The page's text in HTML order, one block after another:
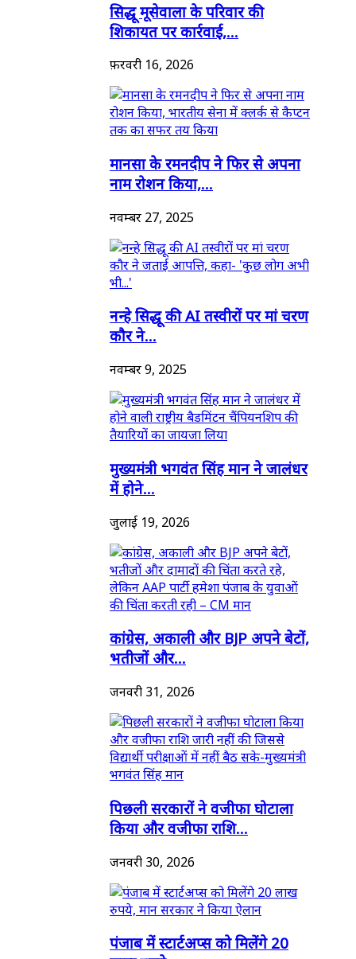
सिद्धू मूसेवाला के परिवार की
शिकायत पर कार्रवाई,...
फ़रवरी 16, 2026
मानसा के रमनदीप ने फिर से अपना
नाम रोशन किया,...
नवम्बर 27, 2025
नन्हे सिद्धू की AI तस्वीरों पर मां चरण
कौर ने...
नवम्बर 9, 2025
मुख्यमंत्री भगवंत सिंह मान ने जालंधर
में होने...
जुलाई 19, 2026
कांग्रेस, अकाली और BJP अपने बेटों,
भतीजों और...
जनवरी 31, 2026
पिछली सरकारों ने वजीफा घोटाला
किया और वजीफा राशि...
जनवरी 30, 2026
पंजाब में स्टार्टअप्स को मिलेंगे 20